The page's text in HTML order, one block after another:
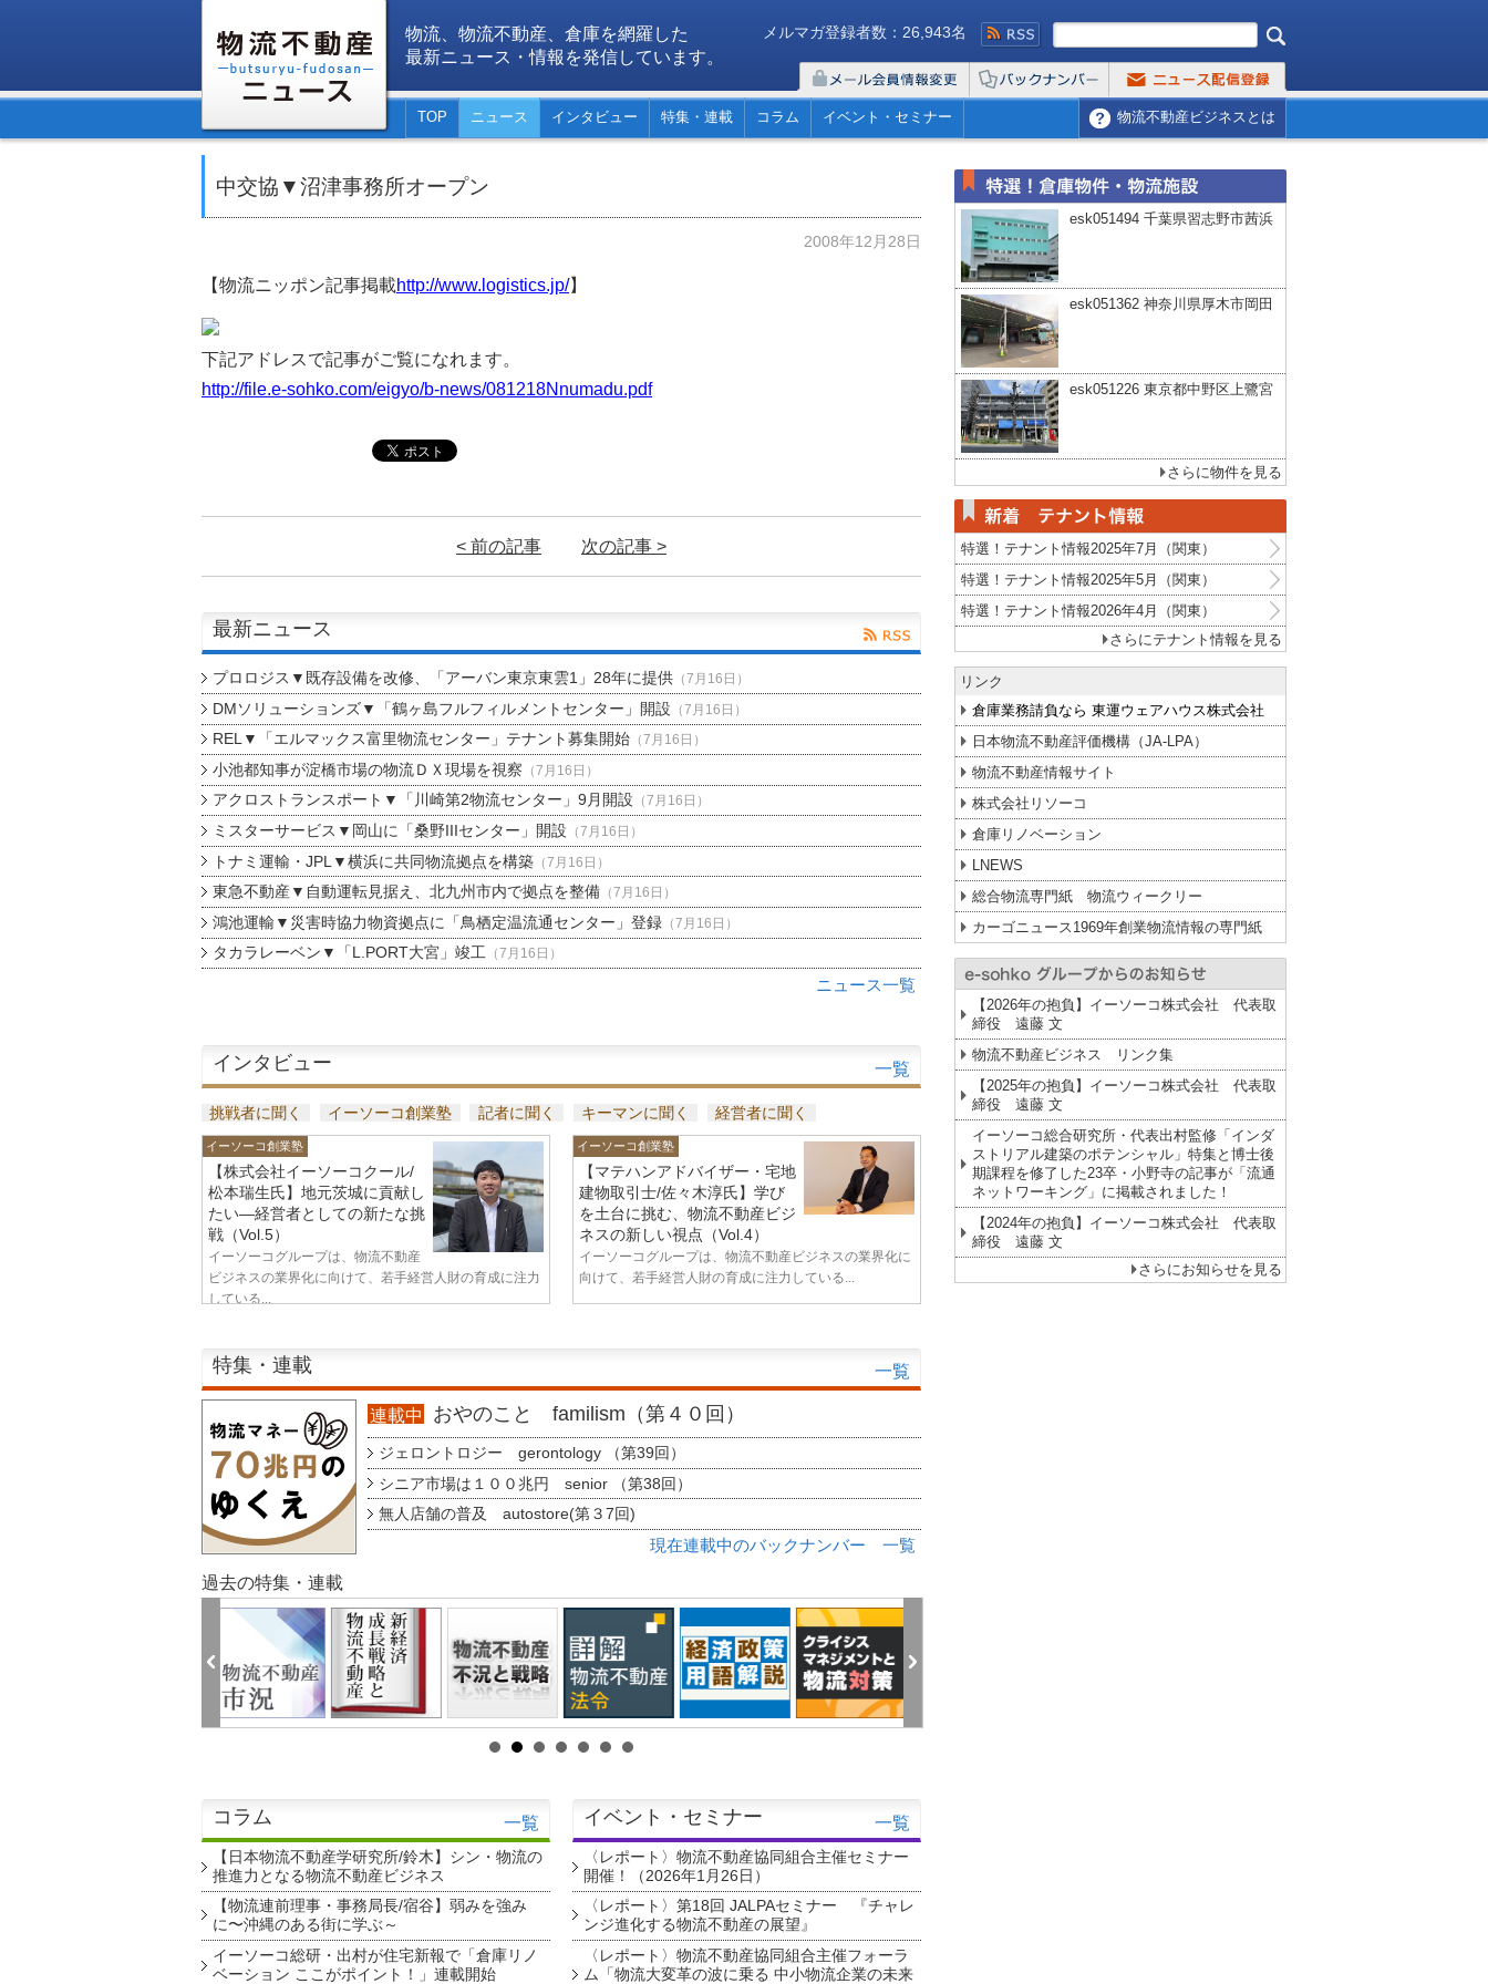
物流、物流不動産、倉庫を網羅した
最新ニュース・情報を発信しています。
メルマガ登録者数：26,943名
TOP ニュース インタビュー 特集・連載 コラム イベント・セミナー 物流不動産ビジネスとは
中交協▼沼津事務所オープン
2008年12月28日
【物流ニッポン記事掲載http://www.logistics.jp/】
下記アドレスで記事がご覧になれます。
http://file.e-sohko.com/eigyo/b-news/081218Nnumadu.pdf
< 前の記事 次の記事 >
最新ニュース
プロロジス▼既存設備を改修、「アーバン東京東雲1」28年に提供（7月16日）
DMソリューションズ▼「鶴ヶ島フルフィルメントセンター」開設 （7月16日）
REL▼「エルマックス富里物流センター」テナント募集開始（7月16日）
小池都知事が淀橋市場の物流ＤＸ現場を視察 （7月16日）
アクロストランスポート▼「川崎第2物流センター」9月開設 （7月16日）
ミスターサービス▼岡山に「桑野IIIセンター」開設 （7月16日）
トナミ運輸・JPL▼横浜に共同物流拠点を構築（7月16日）
東急不動産▼自動運転見据え、北九州市内で拠点を整備（7月16日）
鴻池運輸▼災害時協力物資拠点に「鳥栖定温流通センター」登録（7月16日）
タカラレーベン▼「L.PORT大宮」竣工（7月16日）
ニュース一覧
インタビュー 一覧
挑戦者に聞く イーソーコ創業塾 記者に聞く キーマンに聞く 経営者に聞く
イーソーコ創業塾
【株式会社イーソーコクール/
松本瑞生氏】地元茨城に貢献し
たい—経営者としての新たな挑
戦（Vol.5）
イーソーコグループは、物流不動産
ビジネスの業界化に向けて、若手経営人財の育成に注力
している...
イーソーコ創業塾
【マテハンアドバイザー・宅地
建物取引士/佐々木淳氏】学び
を土台に挑む、物流不動産ビジ
ネスの新しい視点（Vol.4）
イーソーコグループは、物流不動産ビジネスの業界化に
向けて、若手経営人財の育成に注力している...
特集・連載 一覧
連載中 おやのこと familism（第４０回）
ジェロントロジー gerontology （第39回）
シニア市場は１００兆円 senior （第38回）
無人店舗の普及 autostore(第３7回)
現在連載中のバックナンバー 一覧
過去の特集・連載
コラム 一覧
【日本物流不動産学研究所/鈴木】シン・物流の
推進力となる物流不動産ビジネス
【物流連前理事・事務局長/宿谷】弱みを強み
に〜沖縄のある街に学ぶ～
イーソーコ総研・出村が住宅新報で「倉庫リノ
ベーション ここがポイント！」連載開始
イベント・セミナー 一覧
〈レポート〉物流不動産協同組合主催セミナー
開催！（2026年1月26日）
〈レポート〉第18回 JALPAセミナー 『チャレ
ンジ進化する物流不動産の展望』
〈レポート〉物流不動産協同組合主催フォーラ
ム「物流大変革の波に乗る 中小物流企業の未来
esk051494 千葉県習志野市茜浜
esk051362 神奈川県厚木市岡田
esk051226 東京都中野区上鷺宮
さらに物件を見る
特選！テナント情報2025年7月（関東）
特選！テナント情報2025年5月（関東）
特選！テナント情報2026年4月（関東）
さらにテナント情報を見る
リンク
倉庫業務請負なら 東運ウェアハウス株式会社
日本物流不動産評価機構（JA-LPA）
物流不動産情報サイト
株式会社リソーコ
倉庫リノベーション
LNEWS
総合物流専門紙 物流ウィークリー
カーゴニュース1969年創業物流情報の専門紙
【2026年の抱負】イーソーコ株式会社 代表取
締役 遠藤 文
物流不動産ビジネス リンク集
【2025年の抱負】イーソーコ株式会社 代表取
締役 遠藤 文
イーソーコ総合研究所・代表出村監修「インダ
ストリアル建築のポテンシャル」特集と博士後
期課程を修了した23卒・小野寺の記事が「流通
ネットワーキング」に掲載されました！
【2024年の抱負】イーソーコ株式会社 代表取
締役 遠藤 文
さらにお知らせを見る